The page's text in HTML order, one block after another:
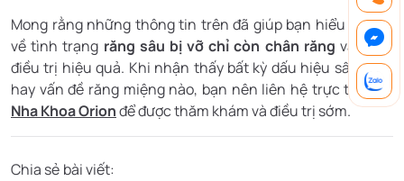
Mong rằng những thông tin trên đã giúp bạn hiểu rõ hơn
về tình trạng răng sâu bị vỡ chỉ còn chân răng và cách
điều trị hiệu quả. Khi nhận thấy bất kỳ dấu hiệu sâu răng
hay vấn đề răng miệng nào, bạn nên liên hệ trực tiếp với
Nha Khoa Orionđể được thăm khám và điều trị sớm.
Chia sẻ bài viết: